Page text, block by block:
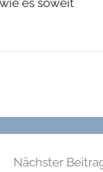
es soweit
Nächster